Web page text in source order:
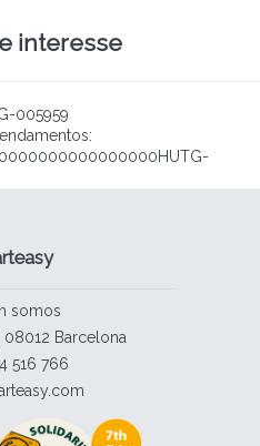
interesse
005959
somos
08012 Barcelona
516 766